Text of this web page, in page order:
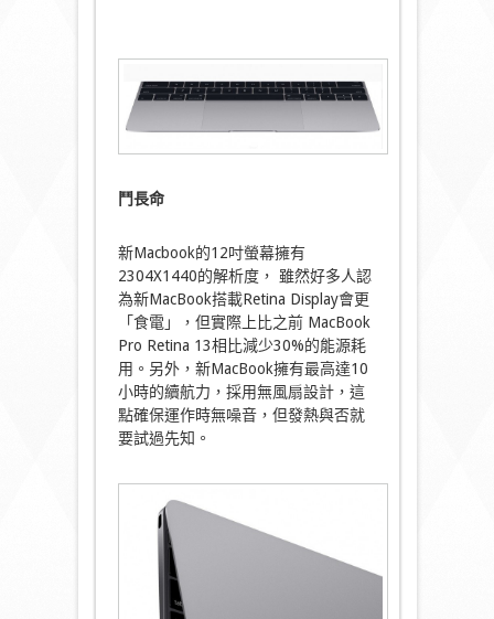
鬥長命
新Macbook的12吋螢幕擁有
2304X1440的解析度， 雖然好多人認
為新MacBook搭載Retina Display會更
「食電」，但實際上比之前 MacBook
Pro Retina 13相比減少30%的能源耗
用。另外，新MacBook擁有最高達10
小時的續航力，採用無風扇設計，這
點確保運作時無噪音，但發熱與否就
要試過先知。